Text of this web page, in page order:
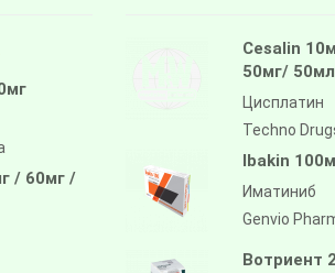
/ 60мг /
Cesalin
50мг/ 50мл
Цисплатин
Techno
Ibakin
Иматиниб
Genvio
Вотриент